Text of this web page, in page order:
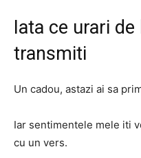
Iata ce urari
transmiti
Un cadou, astazi ai sa
Iar sentimentele mele iti
cu un vers.